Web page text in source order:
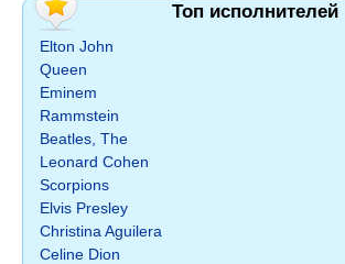
Топ исполнителей
Elton John
Queen
Eminem
Rammstein
Beatles, The
Leonard Cohen
Scorpions
Elvis Presley
Christina Aguilera
Celine Dion